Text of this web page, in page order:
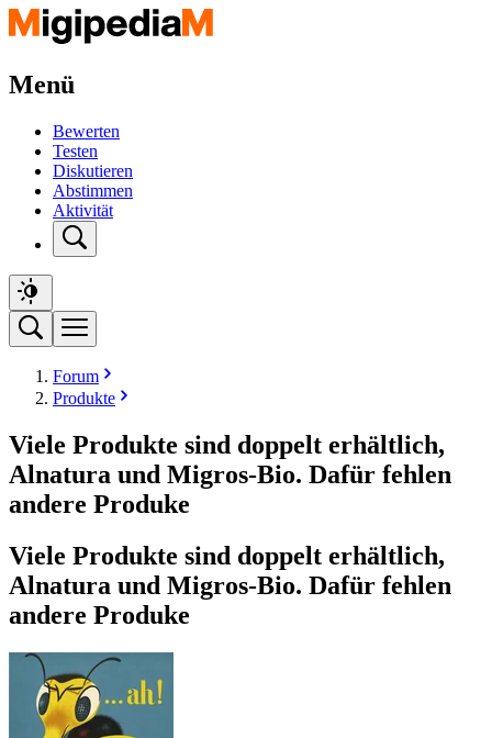
Menü
Bewerten
Testen
Diskutieren
Abstimmen
Aktivität
Forum
Produkte
Viele Produkte sind doppelt erhältlich,
Alnatura und Migros-Bio. Dafür fehlen
andere Produke
Viele Produkte sind doppelt erhältlich,
Alnatura und Migros-Bio. Dafür fehlen
andere Produke